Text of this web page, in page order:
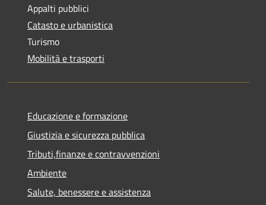
Appalti pubblici
Catasto e urbanistica
Turismo
Mobilità e trasporti
Educazione e formazione
Giustizia e sicurezza pubblica
Tributi,finanze e contravvenzioni
Ambiente
Salute, benessere e assistenza